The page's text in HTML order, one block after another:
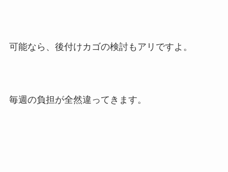
可能なら、後付けカゴの検討もアリですよ。
毎週の負担が全然違ってきます。